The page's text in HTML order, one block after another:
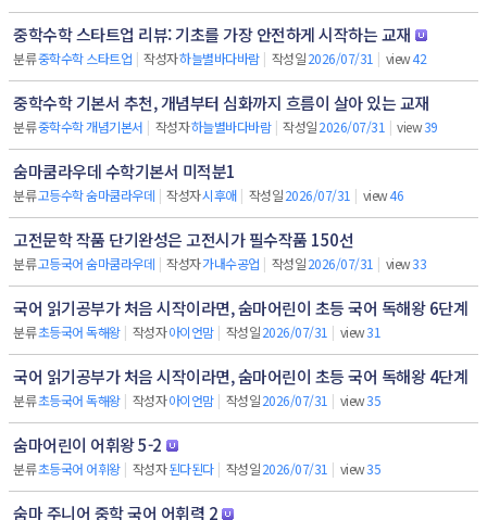
중학수학 스타트업 리뷰: 기초를 가장 안전하게 시작하는 교재
분류중학수학 스타트업 | 작성자하늘별바다바람 | 작성일2026/07/31 | view42
중학수학 기본서 추천, 개념부터 심화까지 흐름이 살아 있는 교재
분류중학수학 개념기본서 | 작성자하늘별바다바람 | 작성일2026/07/31 | view39
숨마쿰라우데 수학기본서 미적분1
분류고등수학 숨마쿰라우데 | 작성자시후애 | 작성일2026/07/31 | view46
고전문학 작품 단기완성은 고전시가 필수작품 150선
분류고등국어 숨마쿰라우데 | 작성자가내수공업 | 작성일2026/07/31 | view33
국어 읽기공부가 처음 시작이라면, 숨마어린이 초등 국어 독해왕 6단계
분류초등국어 독해왕 | 작성자아이언맘 | 작성일2026/07/31 | view31
국어 읽기공부가 처음 시작이라면, 숨마어린이 초등 국어 독해왕 4단계
분류초등국어 독해왕 | 작성자아이언맘 | 작성일2026/07/31 | view35
숨마어린이 어휘왕 5-2
분류초등국어 어휘왕 | 작성자된다된다 | 작성일2026/07/31 | view35
숨마 주니어 중학 국어 어휘력 2